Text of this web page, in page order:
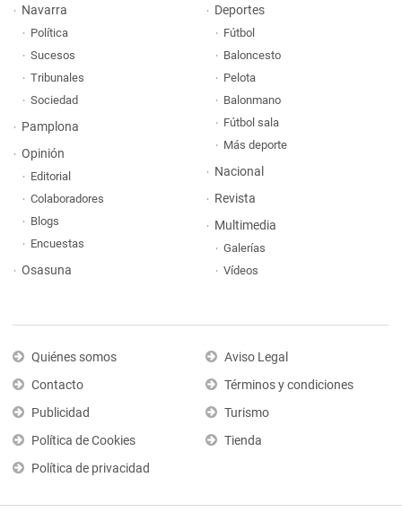
Navarra
Política
Sucesos
Tribunales
Sociedad
Pamplona
Opinión
Editorial
Colaboradores
Blogs
Encuestas
Osasuna
Deportes
Fútbol
Baloncesto
Pelota
Balonmano
Fútbol sala
Más deporte
Nacional
Revista
Multimedia
Galerías
Vídeos
Quiénes somos
Contacto
Publicidad
Política de Cookies
Política de privacidad
Aviso Legal
Términos y condiciones
Turismo
Tienda